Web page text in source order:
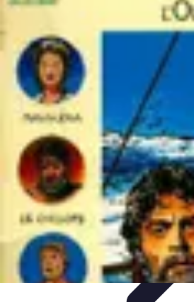
Légendes et Héritage
LégendesActualités Design
Legends F1